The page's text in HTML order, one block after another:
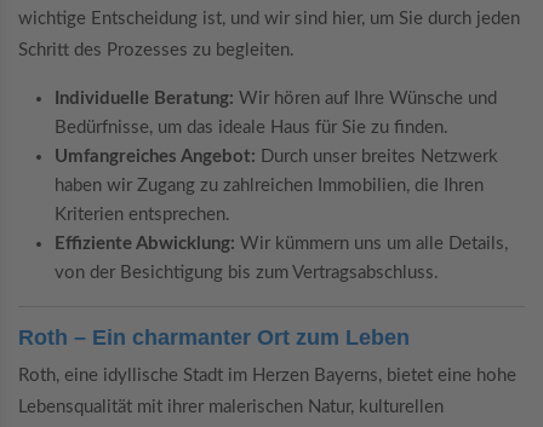
wichtige Entscheidung ist, und wir sind hier, um Sie durch jeden
Schritt des Prozesses zu begleiten.
Individuelle Beratung: Wir hören auf Ihre Wünsche und
Bedürfnisse, um das ideale Haus für Sie zu finden.
Umfangreiches Angebot: Durch unser breites Netzwerk
haben wir Zugang zu zahlreichen Immobilien, die Ihren
Kriterien entsprechen.
Effiziente Abwicklung: Wir kümmern uns um alle Details,
von der Besichtigung bis zum Vertragsabschluss.
Roth – Ein charmanter Ort zum Leben
Roth, eine idyllische Stadt im Herzen Bayerns, bietet eine hohe
Lebensqualität mit ihrer malerischen Natur, kulturellen